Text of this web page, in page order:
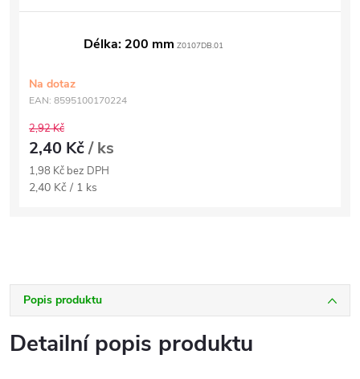
cena:
Délka: 200 mm Z0107DB.01
Na dotaz
EAN: 8595100170224
2,92 Kč
2,40 Kč/ ks
1,98 Kč bez DPH
Měrná
2,40 Kč / 1 ks
Popis produktu
Detailní popis produktu